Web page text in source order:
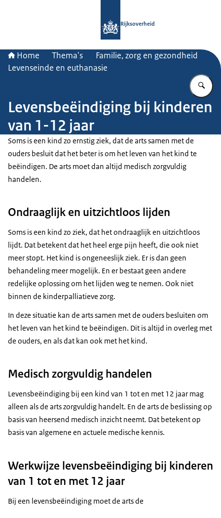
Rijksoverheid
Home Thema's
Familie, zorg en gezondheid
Levenseinde en euthanasie
Levensbeëindiging bij kinderen
van 1-12 jaar
Soms is een kind zo ernstig ziek, dat de arts samen met de
ouders besluit dat het beter is om het leven van het kind te
beëindigen. De arts moet dan altijd medisch zorgvuldig
handelen.
Ondraaglijk en uitzichtloos lijden
Soms is een kind zo ziek, dat het ondraaglijk en uitzichtloos
lijdt. Dat betekent dat het heel erge pijn heeft, die ook niet
meer stopt. Het kind is ongeneeslijk ziek. Er is dan geen
behandeling meer mogelijk. En er bestaat geen andere
redelijke oplossing om het lijden weg te nemen. Ook niet
binnen de kinderpalliatieve zorg.
In deze situatie kan de arts samen met de ouders besluiten om
het leven van het kind te beëindigen. Dit is altijd in overleg met
de ouders, en als dat kan ook met het kind.
Medisch zorgvuldig handelen
Levensbeëindiging bij een kind van 1 tot en met 12 jaar mag
alleen als de arts zorgvuldig handelt. En de arts de beslissing op
basis van heersend medisch inzicht neemt. Dat betekent op
basis van algemene en actuele medische kennis.
Werkwijze levensbeëindiging bij kinderen
van 1 tot en met 12 jaar
Bij een levensbeëindiging moet de arts de